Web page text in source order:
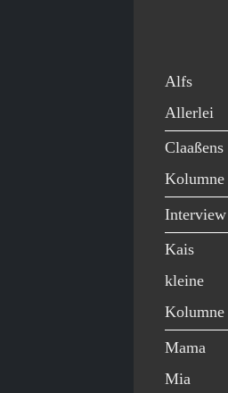
Alfs
Allerlei
Claaßens
Kolumne
Interview
Kais
kleine
Kolumne
Mama
Mia